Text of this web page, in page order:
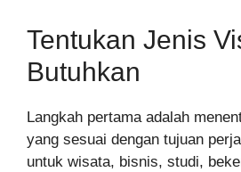
Tentukan Jenis
Butuhkan
Langkah pertama adalah
yang sesuai dengan tujuan
untuk wisata, bisnis, studi,